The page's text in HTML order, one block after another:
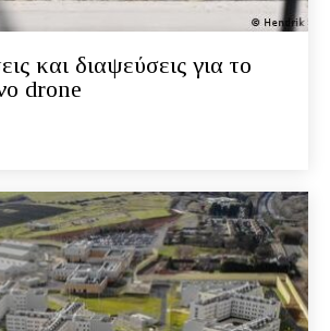
και διαψεύσεις για το
drone